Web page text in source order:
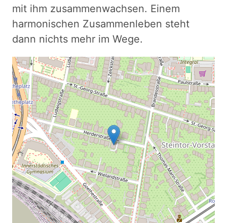
mit ihm zusammenwachsen. Einem
harmonischen Zusammenleben steht
dann nichts mehr im Wege.